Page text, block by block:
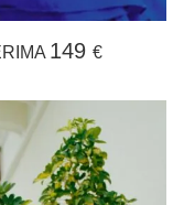
149 €